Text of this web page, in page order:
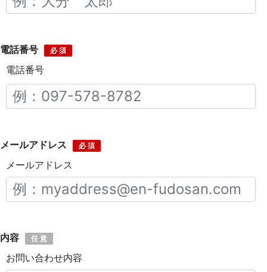
電話番号 必 須
電話番号
メールアドレス 必 須
メールアドレス
内容 任 意
お問い合わせ内容